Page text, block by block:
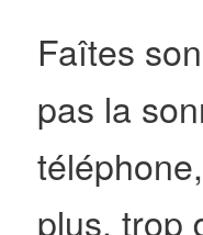
Faîtes
pas la
plus, trop